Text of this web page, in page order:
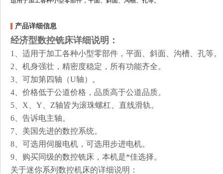
产品详细信息
经济型数控铣床详细说明：
1、 适用于加工各种小型零部件，平面、斜面、沟槽、孔等。
2、机身强壮，精密度稳定，所有功能齐全。
3、可加第四轴（U轴）。
4、价格低于公道价格，品质高于公道品质。
5、X、Y、Z轴皆为滚珠螺杠、直线滑轨。
6、告诉电主轴。
7、美国先进的数控系统。
8、可选用伺服电机，可选用步进电机。
9、购买同级的数控铣床，本机是*佳选择。
关于迷你系列数控机床的详细说明：